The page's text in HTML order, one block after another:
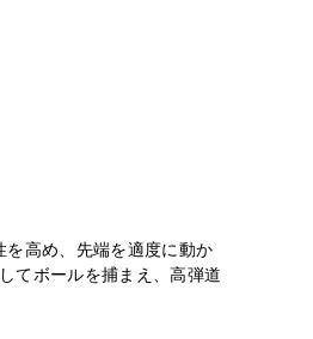
を高め、先端を適度に動か
てボールを捕まえ、高弾道